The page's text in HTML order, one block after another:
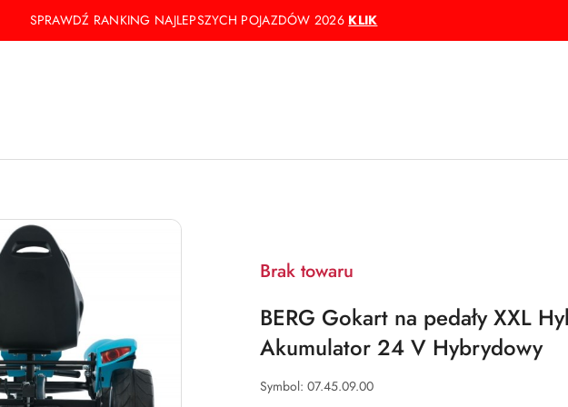
SPRAWDŹ RANKING NAJLEPSZYCH POJAZDÓW 2026 KLIK
Brak towaru
BERG Gokart na pedały XXL
Akumulator 24 V Hybrydowy
Symbol: 07.45.09.00